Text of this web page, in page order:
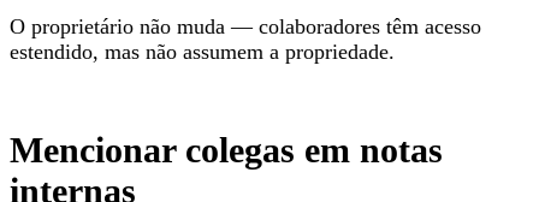
O proprietário não muda — colaboradores têm acesso
estendido, mas não assumem a propriedade.
Mencionar colegas em notas
internas